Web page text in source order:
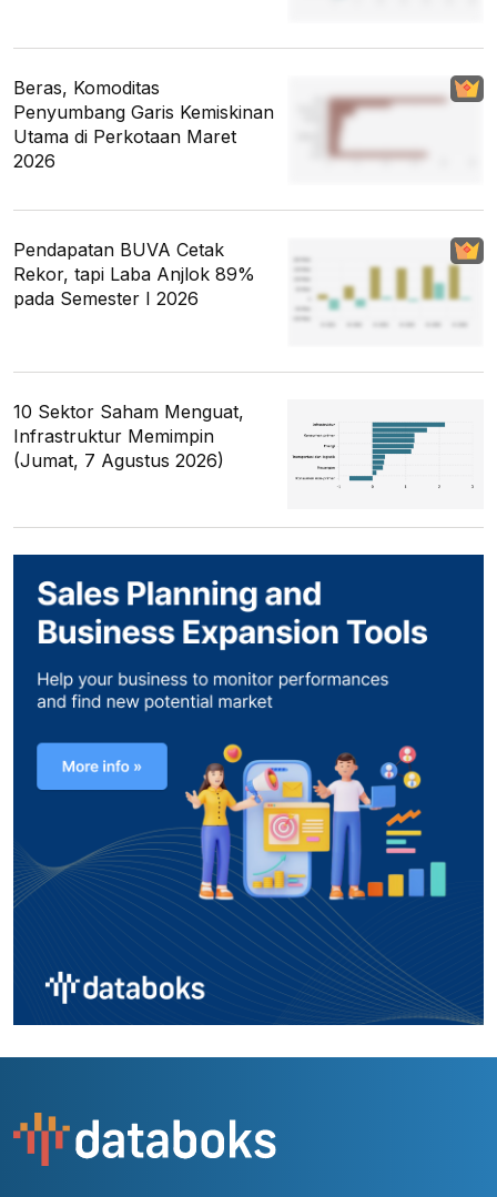
Beras, Komoditas
Penyumbang Garis Kemiskinan
Utama di Perkotaan Maret
2026
Pendapatan BUVA Cetak
Rekor, tapi Laba Anjlok 89%
pada Semester I 2026
10 Sektor Saham Menguat,
Infrastruktur Memimpin
(Jumat, 7 Agustus 2026)